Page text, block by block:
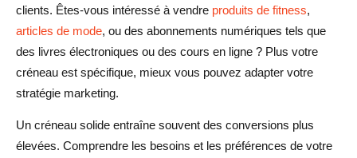
clients. Êtes-vous intéressé à vendre produits de fitness,
articles de mode, ou des abonnements numériques tels que
des livres électroniques ou des cours en ligne ? Plus votre
créneau est spécifique, mieux vous pouvez adapter votre
stratégie marketing.
Un créneau solide entraîne souvent des conversions plus
élevées. Comprendre les besoins et les préférences de votre